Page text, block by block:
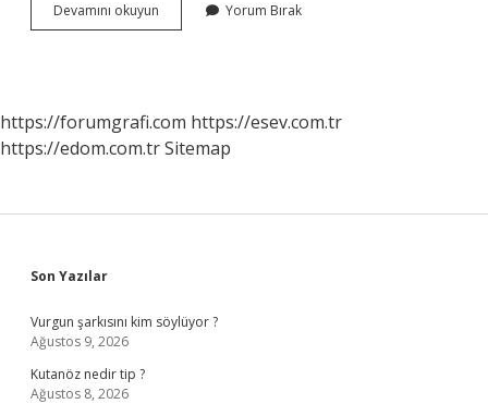
Devamını okuyun
Düşmek
Yorum Bırak
https://forumgrafi.com https://esev.com.tr
https://edom.com.trSitemap
Sidebar
Son Yazılar
Vurgun şarkısını kim söylüyor ?
Ağustos 9, 2026
Kutanöz nedir tip ?
Ağustos 8, 2026